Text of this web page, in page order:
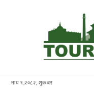
माघ ९,२०८२, शुक्रबार